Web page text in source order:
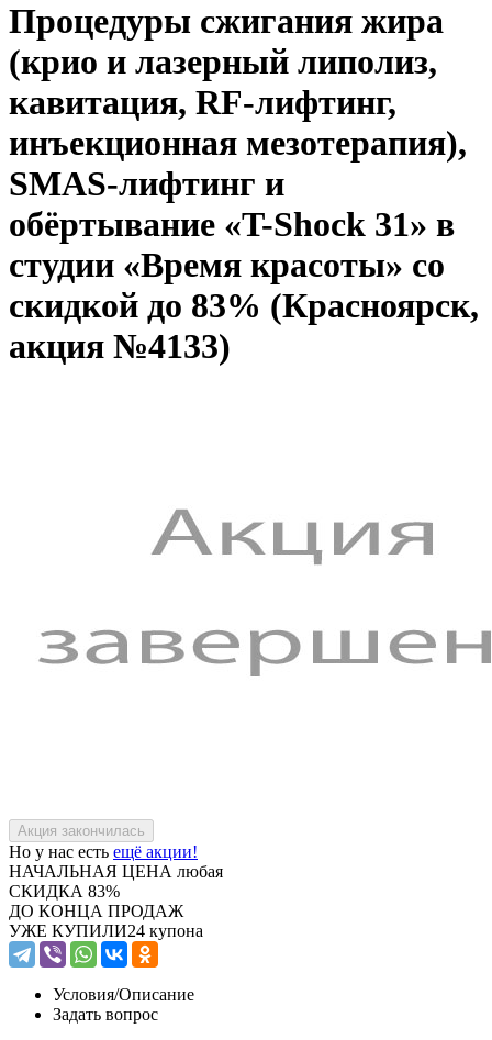
Процедуры сжигания жира
(крио и лазерный липолиз,
кавитация, RF-лифтинг,
инъекционная мезотерапия),
SMAS-лифтинг и
обёртывание «T-Shock 31» в
студии «Время красоты» со
скидкой до 83% (Красноярск,
акция №4133)
Но у нас есть ещё акции!
НАЧАЛЬНАЯ ЦЕНА любая
СКИДКА 83%
ДО КОНЦА ПРОДАЖ
УЖЕ КУПИЛИ24 купона
Условия/Описание
Задать вопрос